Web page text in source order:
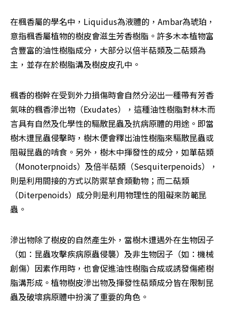
在楓香屬的學名中，Liquidus為液體的，Ambar為琥珀，
意指楓香屬植物的樹皮會滋生芳香樹脂。許多木本植物富
含豐富的油性樹脂成分，大部分以倍半萜類及二萜類為
主，並存在於樹脂溝及樹皮皮孔中。
楓香的樹幹在受到外力損傷時會自然分泌出一種帶有芳香
氣味的楓香滲出物（Exudates），這種油性樹脂對林木而
言具有自然及化學性的驅散昆蟲及抗病原體的用途。即當
樹木遭昆蟲侵擊時，樹木便會釋出油性樹脂來驅散昆蟲或
阻礙昆蟲的啃食。另外，樹木中揮發性的成分，如單萜類
（Monoterpnoids）及倍半萜類（Sesquiterpenoids），
則是利用間接的方式以防禦草食類動物；而二萜類
（Diterpenoids）成分則是利用物理性的阻礙來防範昆
蟲。
滲出物除了樹皮的自然產生外，當樹木遭遇外在生物因子
（如：昆蟲攻擊疾病原蟲侵襲）及非生物因子（如：機械
創傷）因素作用時，也會促進油性樹脂合成或誘發傷癒樹
脂溝形成。植物樹皮滲出物及揮發性萜類成分皆在限制昆
蟲及破壞病原體中扮演了重要的角色。